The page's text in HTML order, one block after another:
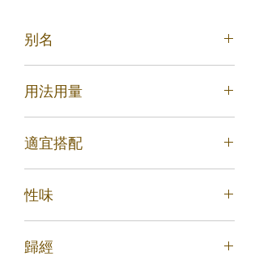
别名
腐腸、黃文、妒婦、虹勝、經芩、印
用法用量
內服：煎湯，3~9g；或入丸、散。
適宜搭配
1. 治小兒心熱驚啼：黃芩(去黑心)、人
芩散)
性味
歸經